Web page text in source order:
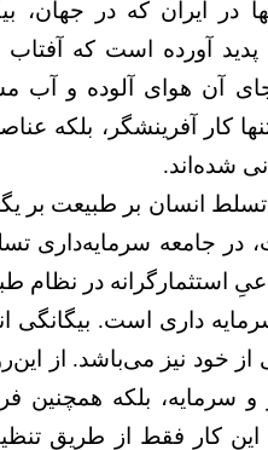
در ایران که در جهان،
آورده است که
آن هوای آلوده و آب
کار آفرینشگر، بلکه
شده‌اند.
انسان بر طبیعت بر
در جامعه سرمایه‌داری
استثمارگرانه در
داری است.
از خود نیز می‌باشد. از
و سرمایه، بلکه
این کار فقط از طریق